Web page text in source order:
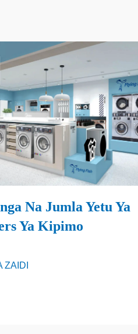
Na Jumla Yetu Ya
Ya Kipimo
ZAIDI